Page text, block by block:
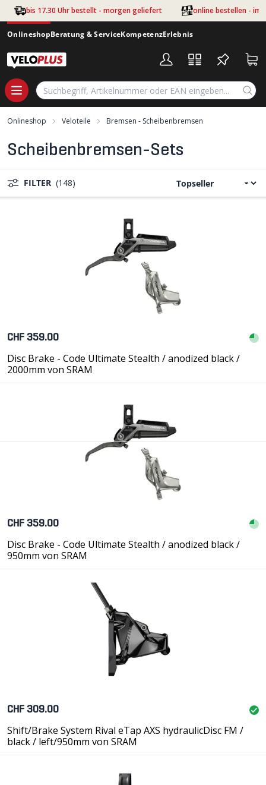
Zum Hauptinhalt springen
bis 17.30 Uhr bestellt - morgen geliefert online bestellen - im
OnlineshopBeratung & ServiceKompetenzErlebnis
Onlineshop Veloteile Bremsen - Scheibenbremsen
Scheibenbremsen-Sets
FILTER (148)
CHF 359.00
Disc Brake - Code Ultimate Stealth / anodized black /
2000mm von SRAM
CHF 359.00
Disc Brake - Code Ultimate Stealth / anodized black /
950mm von SRAM
CHF 309.00
Shift/Brake System Rival eTap AXS hydraulicDisc FM /
black / left/950mm von SRAM